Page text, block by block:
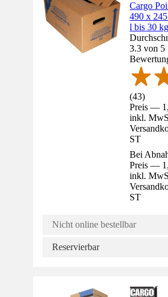
Cargo
490 x
l bis 30 kg
3.3 von 5
(43)
Preis —
inkl.
ST
Bei
Preis —
inkl.
ST
Nicht online bestellbar
Reservierbar